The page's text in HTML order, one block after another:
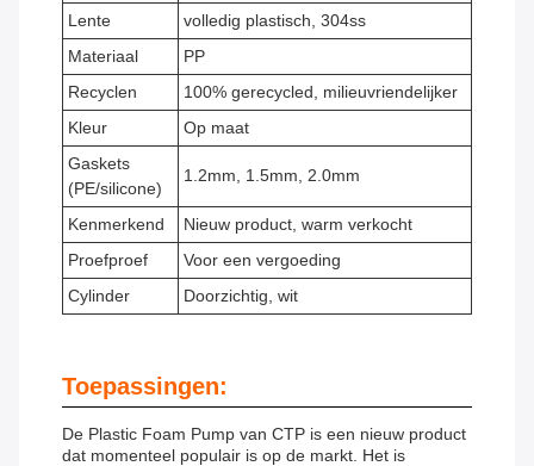
Lente
volledig plastisch, 304ss
Materiaal
PP
Recyclen
100% gerecycled, milieuvriendelijker
Kleur
Op maat
Gaskets
(PE/silicone)
1.2mm, 1.5mm, 2.0mm
Kenmerkend
Nieuw product, warm verkocht
Proefproef
Voor een vergoeding
Cylinder
Doorzichtig, wit
Toepassingen:
De Plastic Foam Pump van CTP is een nieuw product
dat momenteel populair is op de markt. Het is